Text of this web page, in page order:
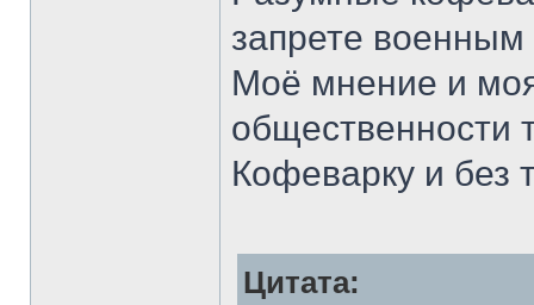
запрете военным
Моё мнение и
общественности
Кофеварку и без
Цитата: